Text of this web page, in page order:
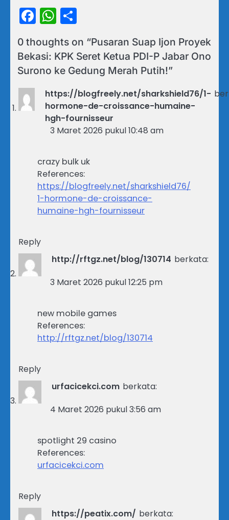
Facebook
WhatsApp
0 thoughts on “Pusaran Suap Ijon Proyek
Bekasi: KPK Seret Ketua PDI-P Jabar Ono
Surono ke Gedung Merah Putih!”
https://blogfreely.net/sharkshield76/1-
hormone-de-croissance-humaine-
hgh-fournisseur
3 Maret 2026 pukul 10:48 am
crazy bulk uk
References:
https://blogfreely.net/sharkshield76/
1-hormone-de-croissance-
humaine-hgh-fournisseur
Reply
http://rftgz.net/blog/130714 berkata:
3 Maret 2026 pukul 12:25 pm
new mobile games
References:
http://rftgz.net/blog/130714
Reply
urfacicekci.com berkata:
4 Maret 2026 pukul 3:56 am
spotlight 29 casino
References:
urfacicekci.com
Reply
https://peatix.com/ berkata: